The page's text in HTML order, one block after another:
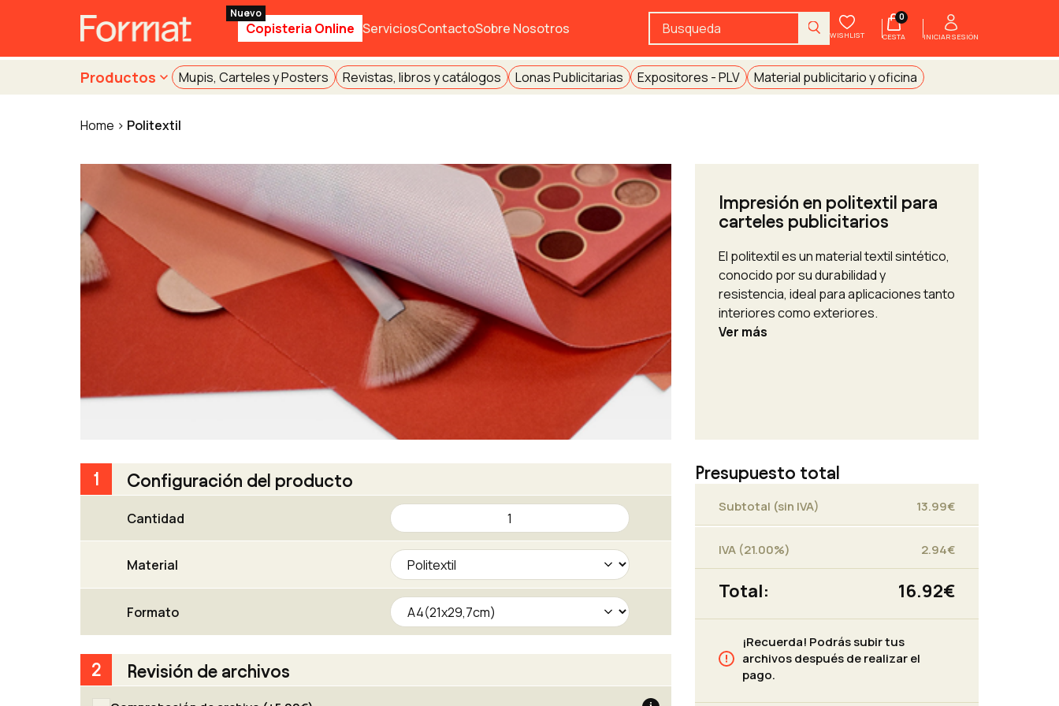
Copisteria Online ServiciosContactoSobre Nosotros WISHLIST CESTA
0
INICIAR SESIÓN
Productos Mupis, Carteles y Posters Revistas, libros y catálogos Lonas Publicitarias Expositores - PLV Material publicitario y oficina
Home Politextil
Impresión en politextil para
carteles publicitarios
El politextil es un material textil sintético,
conocido por su durabilidad y
resistencia, ideal para aplicaciones tanto
interiores como exteriores.
Ver más
1 Configuración del producto
Cantidad
cantidad
Material
Formato
2 Revisión de archivos
Presupuesto total
Subtotal (sin IVA) 13.99€
IVA (21.00%) 2.94€
Total: 16.92€
¡Recuerda! Podrás subir tus
archivos después de realizar el
pago.